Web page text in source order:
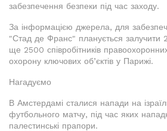
забезпечення безпеки під час заходу.
За інформацією джерела, для
"Стад де Франс" планується залучити
ще 2500 співробітників
охорону ключових об’єктів у Парижі.
Нагадуємо
В Амстердамі сталися напади на
футбольного матчу, під час яких
палестинські прапори.